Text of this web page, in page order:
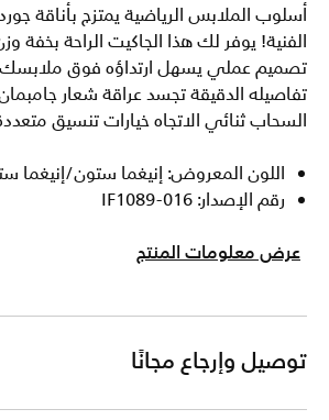
أسلوب الملابس الرياضية يمتزج بأناقة
الفنية! يوفر لك هذا الجاكيت الراحة
تصميم عملي يسهل ارتداؤه فوق ملابسك
تفاصيله الدقيقة تجسد عراقة شعار
السحاب ثنائي الاتجاه خيارات تنسيق
اللون المعروض: إنيغما ستون/إنيغما
رقم الإصدار: IF1089-016
عرض معلومات المنتج
توصيل وإرجاع مجانًا